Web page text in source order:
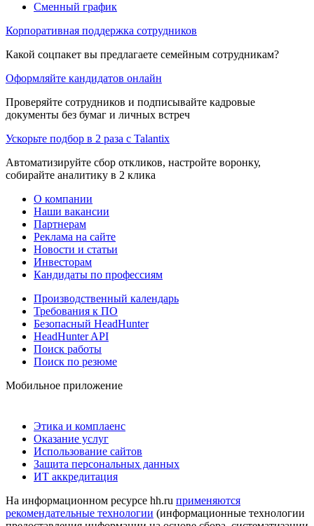
Сменный график
Корпоративная поддержка сотрудников
Какой соцпакет вы предлагаете семейным сотрудникам?
Оформляйте кандидатов онлайн
Проверяйте сотрудников и подписывайте кадровые
документы без бумаг и личных встреч
Ускорьте подбор в 2 раза с Talantix
Автоматизируйте сбор откликов, настройте воронку,
собирайте аналитику в 2 клика
О компании
Наши вакансии
Партнерам
Реклама на сайте
Новости и статьи
Инвесторам
Кандидаты по профессиям
Производственный календарь
Требования к ПО
Безопасный HeadHunter
HeadHunter API
Поиск работы
Поиск по резюме
Мобильное приложение
Этика и комплаенс
Оказание услуг
Использование сайтов
Защита персональных данных
ИТ аккредитация
На информационном ресурсе hh.ru применяются
рекомендательные технологии (информационные технологии